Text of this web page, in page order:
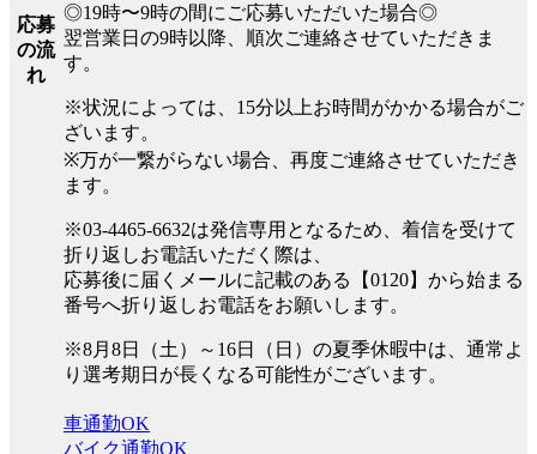
応募
の流
れ
◎19時〜9時の間にご応募いただいた場合◎
翌営業日の9時以降、順次ご連絡させていただきま
す。
※状況によっては、15分以上お時間がかかる場合がご
ざいます。
※万が一繋がらない場合、再度ご連絡させていただき
ます。
※03-4465-6632は発信専用となるため、着信を受けて
折り返しお電話いただく際は、
応募後に届くメールに記載のある【0120】から始まる
番号へ折り返しお電話をお願いします。
※8月8日（土）～16日（日）の夏季休暇中は、通常よ
り選考期日が長くなる可能性がございます。
車通勤OK
バイク通勤OK